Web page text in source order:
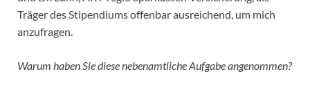
Träger des Stipendiums offenbar ausreichend, um mich
anzufragen.
Warum haben Sie diese nebenamtliche Aufgabe angenommen?